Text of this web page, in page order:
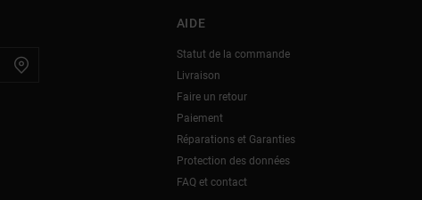
AIDE
Statut de la commande
Livraison
Faire un retour
Paiement
Réparations et Garanties
Protection des données
FAQ et contact